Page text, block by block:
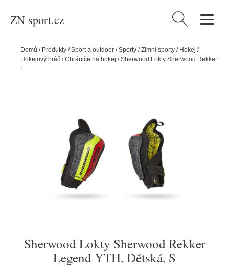
ZN sport.cz Vyhledávání
Domů / Produkty /Sport a outdoor /Sporty /Zimní sporty / Hokej /
Hokejový hráč /Chrániče na hokej /Sherwood Lokty Sherwood Rekker
Legend YTH, Dětská, S
Sherwood Lokty Sherwood Rekker
Legend YTH, Dětská, S